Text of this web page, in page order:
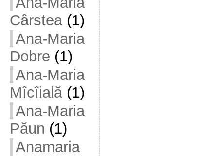
Cârstea(1)
Ana-Maria
Dobre (1)
Ana-Maria
Mîcîială(1)
Ana-Maria
Păun (1)
Anamaria